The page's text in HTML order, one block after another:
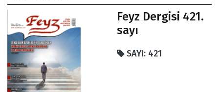
Feyz Dergisi 421.
sayı
SAYI: 421